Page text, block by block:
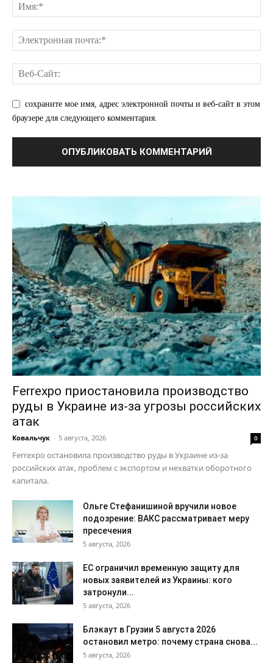
сохраните мое имя, адрес электронной почты и веб-сайт в этом
браузере для следующего комментария.
Ferrexpo приостановила производство
руды в Украине из-за угрозы российских
атак
Ковальчук - 5 августа, 2026 0
Ferrexpo остановила производство руды в Украине из-за
российских атак, проблем с экспортом и нехватки оборотного
капитала.
Ольге Стефанишиной вручили новое
подозрение: ВАКС рассматривает меру
пресечения
5 августа, 2026
ЕС ограничил временную защиту для
новых заявителей из Украины: кого
затронули...
5 августа, 2026
Блэкаут в Грузии 5 августа 2026
остановил метро: почему страна снова...
5 августа, 2026